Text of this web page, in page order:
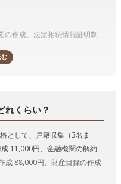
の作成、法定相続情報証明制
行
いて遺言書文案を作成するこ
れくらい？
として、戸籍収集（3名ま
11,000円、金融機関の解約
成 88,000円、財産目録の作成